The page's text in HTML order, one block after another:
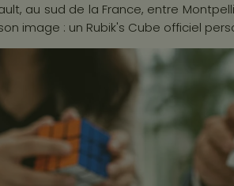
au sud de la France, entre
image : un Rubik's Cube officiel